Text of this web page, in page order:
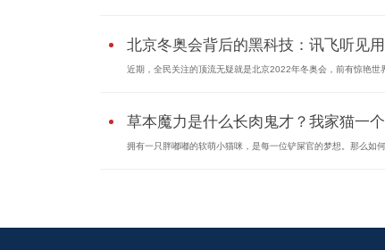
北京冬奥会背后的黑科技：讯飞听见
近期，全民关注的顶流无疑就是北京2022年冬奥会，前有惊艳世
草本魔力是什么长肉鬼才？我家猫一
拥有一只胖嘟嘟的软萌小猫咪，是每一位铲屎官的梦想。那么如何